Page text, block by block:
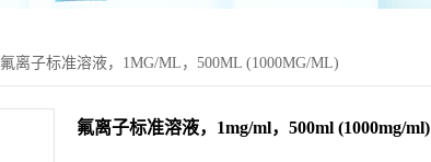
氟离子标准溶液，1MG/ML，500ML (1000MG/ML)
氟离子标准溶液，1mg/ml，500ml (1000mg/ml)